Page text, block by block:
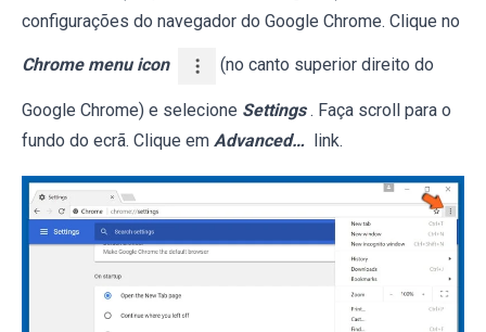
configurações do navegador do Google Chrome. Clique no
Chrome menu icon (no canto superior direito do
Google Chrome) e selecione Settings . Faça scroll para o
fundo do ecrã. Clique em Advanced… link.